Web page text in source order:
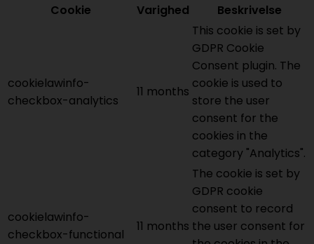
Cookie
Varighed Beskrivelse
cookielawinfo-
checkbox-analytics
11 months
This cookie is set by
GDPR Cookie
Consent plugin. The
cookie is used to
store the user
consent for the
cookies in the
category "Analytics".
cookielawinfo-
checkbox-functional
11 months
The cookie is set by
GDPR cookie
consent to record
the user consent for